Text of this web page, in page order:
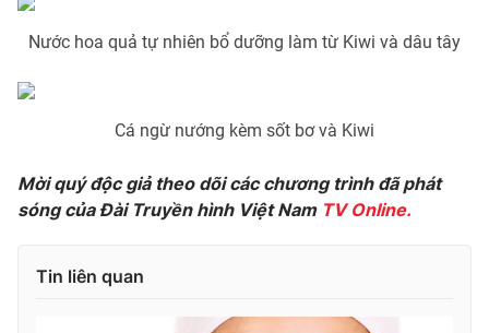
Ðiện thoại Thời báo VTV:
Email:toasoan@vtv.vn
Nước hoa quả tự nhiên bổ dưỡng làm từ Kiwi và dâu tây
Cá ngừ nướng kèm sốt bơ và Kiwi
Mời quý độc giả theo dõi các chương trình đã phát
sóng của Đài Truyền hình Việt NamTV Online.
Tin liên quan